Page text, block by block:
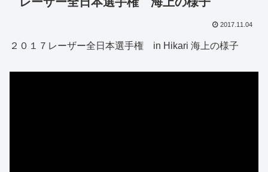
2017.11.04
２０１７レーザー全日本選手権 in Hikari 海上の様子